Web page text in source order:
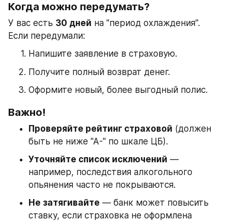
Когда можно передумать?
У вас есть 30 дней на "период охлаждения".
Если передумали:
Напишите заявление в страховую.
Получите полный возврат денег.
Оформите новый, более выгодный полис.
Важно!
Проверяйте рейтинг страховой (должен
быть не ниже "А-" по шкале ЦБ).
Уточняйте список исключений —
например, последствия алкогольного
опьянения часто не покрываются.
Не затягивайте — банк может повысить
ставку, если страховка не оформлена